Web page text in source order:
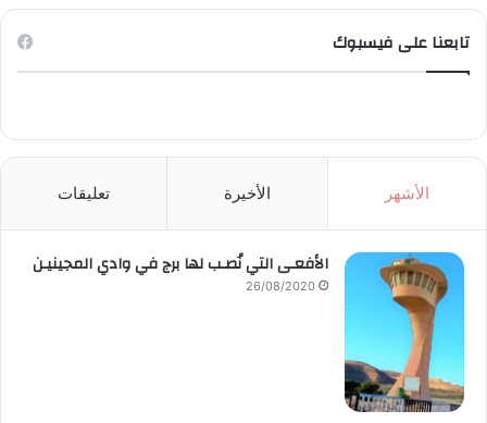
تابعنا على فيسبوك
الأشهر الأخيرة تعليقات
الأفعـى التي نُصـب لها برج في وادي المجينيـن
26/08/2020